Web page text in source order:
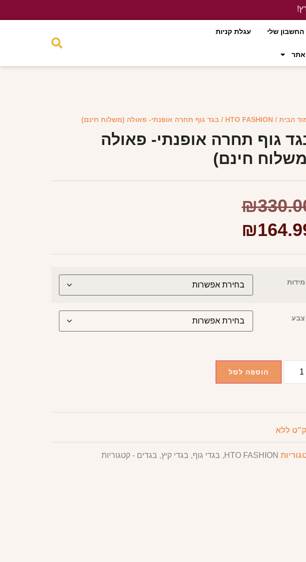
החשבון שלי עגלת קניות
הבית /
HTO FASHION / בגד גוף תחרה אופנתי- פאולה (משלוח חינם)
גוף תחרה אופנתי- פאולה
חינם)
₪
₪
מידות
צבע
הוספה לסל
ללא
HTO FASHION
, בגדי גוף, בגדי קיץ, בגדים - קטגוריות